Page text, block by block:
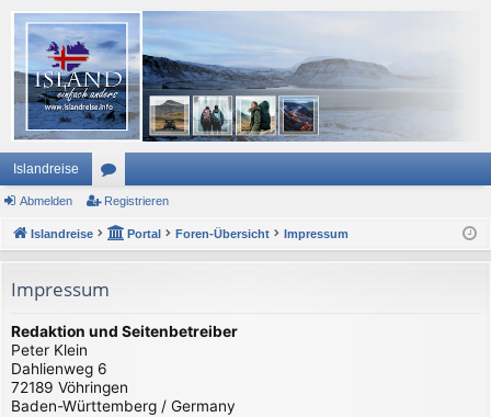
Islandreise
or
en
Abmelden Registrieren
Islandreise Portal Foren-Übersicht Impressum
Impressum
Redaktion und Seitenbetreiber
Peter Klein
Dahlienweg 6
72189 Vöhringen
Baden-Württemberg / Germany